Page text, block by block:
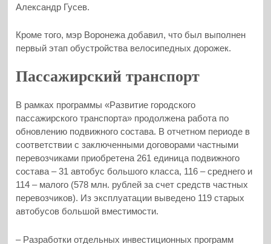
Александр Гусев.
Кроме того, мэр Воронежа добавил, что был выполнен
первый этап обустройства велосипедных дорожек.
Пассажирский транспорт
В рамках программы «Развитие городского
пассажирского транспорта» продолжена работа по
обновлению подвижного состава. В отчетном периоде в
соответствии с заключенными договорами частными
перевозчиками приобретена 261 единица подвижного
состава – 31 автобус большого класса, 116 – среднего и
114 – малого (578 млн. рублей за счет средств частных
перевозчиков). Из эксплуатации выведено 119 старых
автобусов большой вместимости.
– Разработки отдельных инвестиционных программ